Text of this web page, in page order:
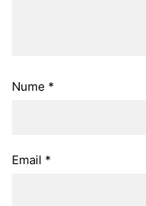
Nume *
Email *